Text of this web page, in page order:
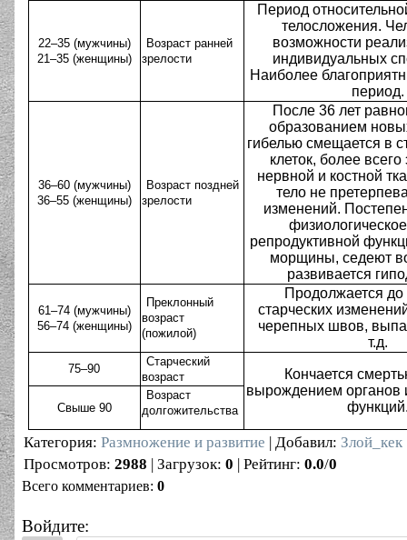
22–35 (мужчины)
21–35 (женщины)
Возраст ранней
зрелости
Период
телосложения.
возможности
индивидуальных
Наиболее
период.
36–60 (мужчины)
36–55 (женщины)
Возраст поздней
зрелости
После 36 лет
образованием
гибелью смещается в
клеток, более всего
нервной и костной
тело не
изменений.
репродуктивной
морщины, седеют
развивается
61–74 (мужчины)
56–74 (женщины)
Преклонный
возраст
(пожилой)
Продолжается
старческих
черепных швов,
т.д.
75–90
Старческий
возраст
Кончается
вырождением органов
Свыше 90
Возраст
долгожительства
Категория: Размножение и развитие | Добавил: Злой_кек
Просмотров: 2988 | Загрузок: 0 | Рейтинг: 0.0/0
Всего комментариев: 0
Войдите: